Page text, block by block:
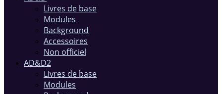
Livres de base
Modules
Background
Accessoires
Non officiel
AD&D2
Livres de base
Modules